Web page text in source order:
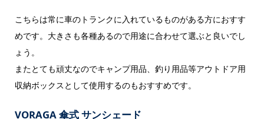
こちらは常に車のトランクに入れているものがある方におすす
めです。大きさも各種あるので用途に合わせて選ぶと良いでし
ょう。
またとても頑丈なのでキャンプ用品、釣り用品等アウトドア用
収納ボックスとして使用するのもおすすめです。
VORAGA 傘式 サンシェード